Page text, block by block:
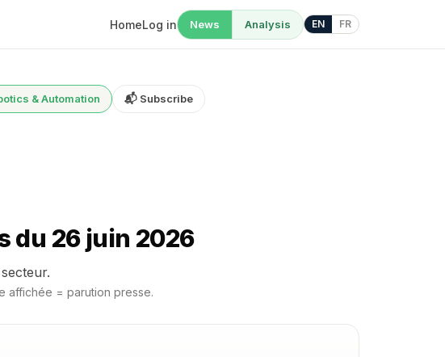
HomeLog in News Analysis EN FR
& Automation 📬 Subscribe
du 26 juin 2026
affichée = parution presse.